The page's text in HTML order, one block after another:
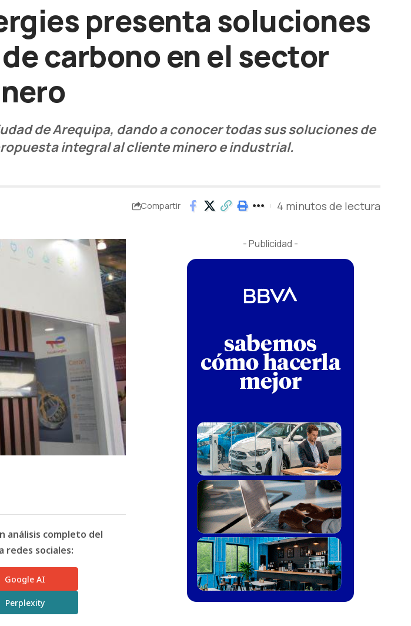
presenta soluciones
carbono en el sector
de Arequipa, dando a conocer todas sus soluciones de
integral al cliente minero e industrial.
Compartir 4 minutos de lectura
análisis completo del
redes sociales:
Google AI
Perplexity
- Publicidad -